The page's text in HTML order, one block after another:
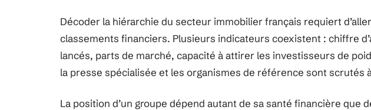
Décoder la hiérarchie du secteur immobilier français requiert
classements financiers. Plusieurs indicateurs coexistent : chiffre
lancés, parts de marché, capacité à attirer les investisseurs de
la presse spécialisée et les organismes de référence sont scrutés
La position d’un groupe dépend autant de sa santé financière que